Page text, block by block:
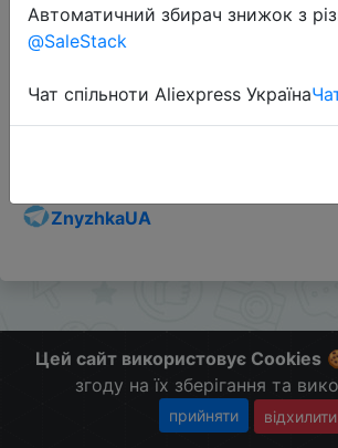
Слідкуйте за знижками на
ZnyzhkaUA
Цей сайт використовує Cookies
згоду на їх зберігання та
прийняти відхилити
Автоматичний збирач знижок з
@SaleStack
Чат спільноти Aliexpress Україна